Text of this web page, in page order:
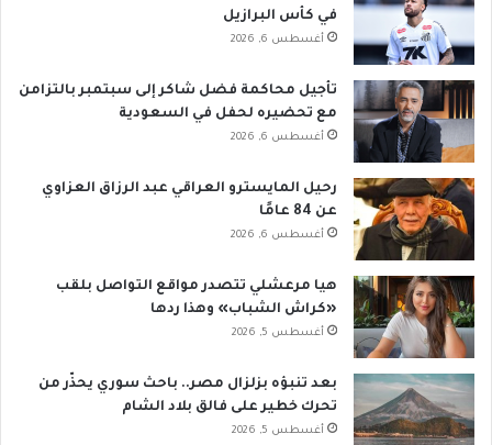
في كأس البرازيل
أغسطس 6, 2026
تأجيل محاكمة فضل شاكر إلى سبتمبر بالتزامن
مع تحضيره لحفل في السعودية
أغسطس 6, 2026
رحيل المايسترو العراقي عبد الرزاق العزاوي
عن 84 عامًا
أغسطس 6, 2026
هيا مرعشلي تتصدر مواقع التواصل بلقب
«كراش الشباب» وهذا ردها
أغسطس 5, 2026
بعد تنبؤه بزلزال مصر.. باحث سوري يحذّر من
تحرك خطير على فالق بلاد الشام
أغسطس 5, 2026